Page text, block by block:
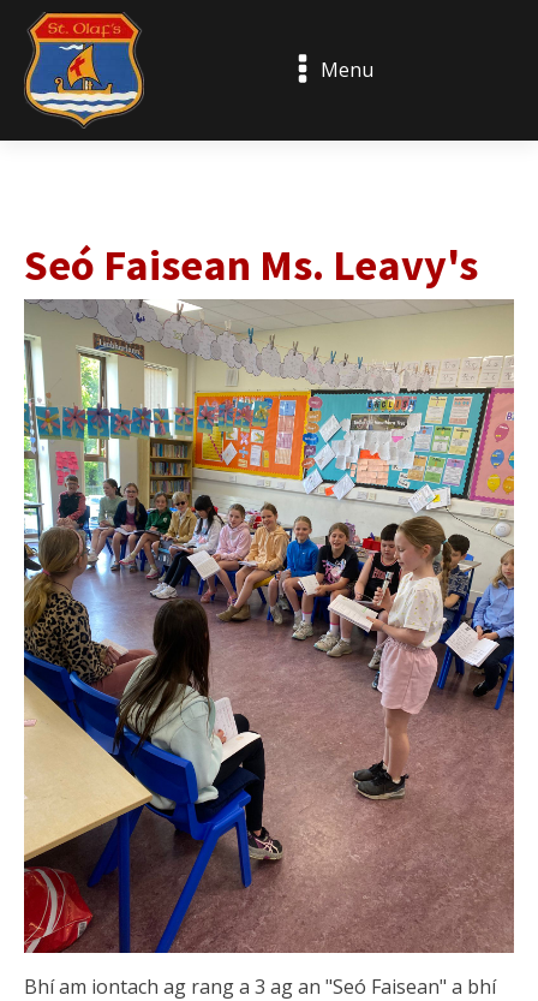
Menu
Seó Faisean Ms. Leavy's
Bhí am iontach ag rang a 3 ag an "Seó Faisean" a bhí